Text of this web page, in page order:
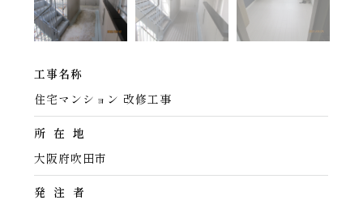
工事名称
住宅マンション 改修工事
所 在 地
大阪府吹田市
発 注 者